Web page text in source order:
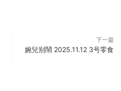
下一篇
婉兒别鬧 2025.11.12 3号零食